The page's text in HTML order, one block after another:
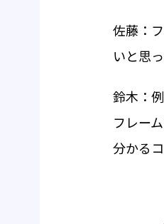
佐藤：
いと思
鈴木：
フレー
分かる